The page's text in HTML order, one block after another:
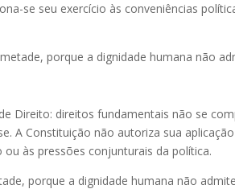
se seu exercício às conveniências
porque a dignidade humana não
Direito: direitos fundamentais não se
A Constituição não autoriza sua
às pressões conjunturais da política.
porque a dignidade humana não